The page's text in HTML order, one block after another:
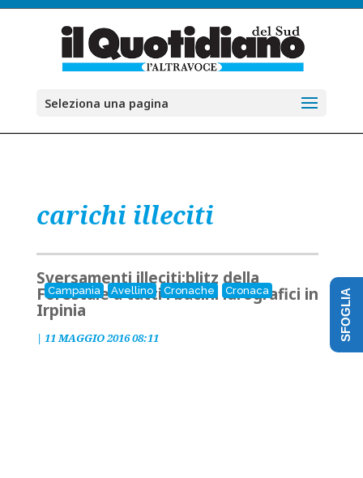
Seleziona una pagina
carichi illeciti
Campania Avellino Cronache Cronaca
Sversamenti illeciti:blitz della
Forestale a tutti i bacini idrografici in
Irpinia
| 11 MAGGIO 2016 08:11 SFOGLIA